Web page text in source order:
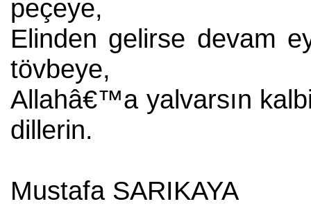
peçeye,
Elinden gelirse devam
tövbeye,
Allahâ€™a yalvarsın
dillerin.
Mustafa SARIKAYA